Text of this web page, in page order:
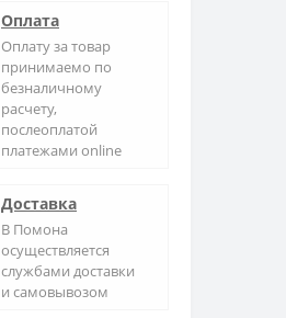
Оплата
Оплату за товар
принимаемо по
безналичному
расчету,
послеоплатой
платежами online
Доставка
В Помона
осуществляется
службами доставки
и самовывозом